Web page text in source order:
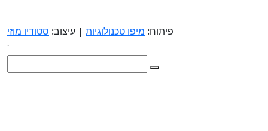
פיתוח: מיפו טכנולוגיות | עיצוב: סטודיו מוזי
.